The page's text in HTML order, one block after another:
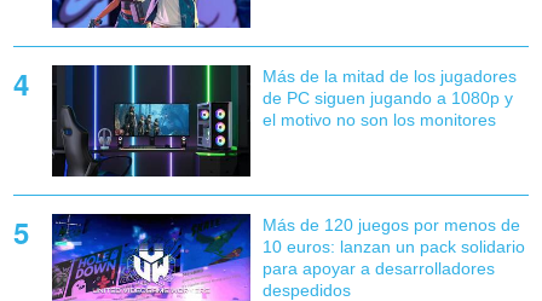
Más de la mitad de los jugadores
de PC siguen jugando a 1080p y
el motivo no son los monitores
Más de 120 juegos por menos de
10 euros: lanzan un pack solidario
para apoyar a desarrolladores
despedidos